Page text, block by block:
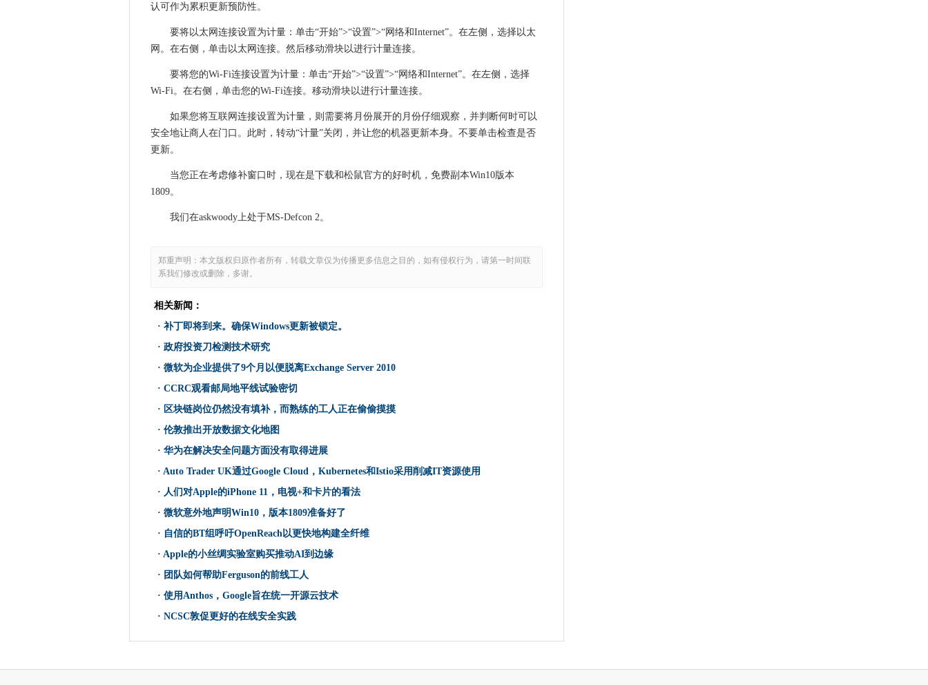
数据作为自动化云数据平台作为Automatrix
Apple结果：重要的数字
关于Android升级的警告在2019年的一句话
Google Delays Hoogouts Guite客户的迁移截止日期
微软意外地声明Win10，版本1809准备好了
GDPR有机会改进数据系统和流程
自信的BT组呼吁OpenReach以更快地构建全纤维
新加坡政府在公共部门审查数据安全
微软在Windows 10 1809上扔进毛巾
邮局“缺乏人性”在治疗亚浦背车时，对手说
苹果如何在今年改善iCloud
团队如何帮助Ferguson的前线工人
认可作为累积更新预防性。
要将以太网连接设置为计量：单击“开始”>“设置”>“网络和Internet”。在左侧，选择以太
网。在右侧，单击以太网连接。然后移动滑块以进行计量连接。
要将您的Wi-Fi连接设置为计量：单击“开始”>“设置”>“网络和Internet”。在左侧，选择
Wi-Fi。在右侧，单击您的Wi-Fi连接。移动滑块以进行计量连接。
如果您将互联网连接设置为计量，则需要将月份展开的月份仔细观察，并判断何时可以
安全地让商人在门口。此时，转动“计量”关闭，并让您的机器更新本身。不要单击检查是否
更新。
当您正在考虑修补窗口时，现在是下载和松鼠官方的好时机，免费副本Win10版本
1809。
我们在askwoody上处于MS-Defcon 2。
郑重声明：本文版权归原作者所有，转载文章仅为传播更多信息之目的，如有侵权行为，请第一时间联
系我们修改或删除，多谢。
相关新闻：
· 补丁即将到来。确保Windows更新被锁定。
· 政府投资刀检测技术研究
· 微软为企业提供了9个月以便脱离Exchange Server 2010
· CCRC观看邮局地平线试验密切
· 区块链岗位仍然没有填补，而熟练的工人正在偷偷摸摸
· 伦敦推出开放数据文化地图
· 华为在解决安全问题方面没有取得进展
· Auto Trader UK通过Google Cloud，Kubernetes和Istio采用削减IT资源使用
· 人们对Apple的iPhone 11，电视+和卡片的看法
· 微软意外地声明Win10，版本1809准备好了
· 自信的BT组呼吁OpenReach以更快地构建全纤维
· Apple的小丝绸实验室购买推动AI到边缘
· 团队如何帮助Ferguson的前线工人
· 使用Anthos，Google旨在统一开源云技术
· NCSC敦促更好的在线安全实践